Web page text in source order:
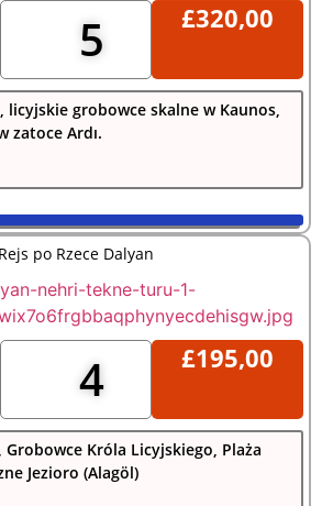
5 £320,00
licyjskie grobowce skalne w Kaunos,
zatoce Ardı.
Rejs po Rzece Dalyan
4 £195,00
Grobowce Króla Licyjskiego, Plaża
Jezioro (Alagöl)